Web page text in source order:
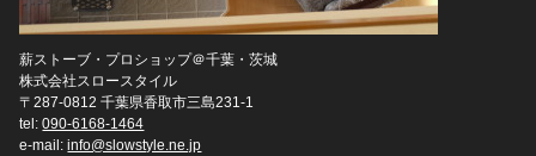
薪ストーブ・プロショップ＠千葉・茨城
株式会社スロースタイル
〒287-0812 千葉県香取市三島231-1
tel:090-6168-1464
e-mail:info@slowstyle.ne.jp